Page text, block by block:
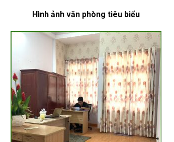
Hình ảnh văn phòng tiêu biểu